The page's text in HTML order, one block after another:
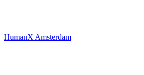
HumanX Amsterdam